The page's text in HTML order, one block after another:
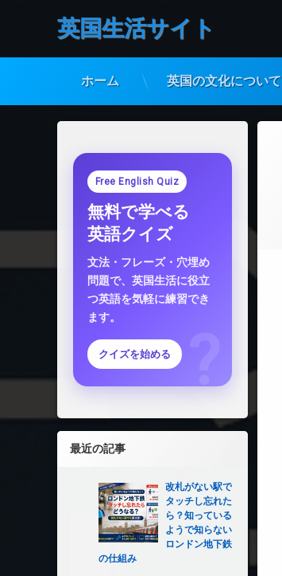
コ
英国生活サイト
ホーム 英国の文化について
Free English Quiz
無料で学べる
英語クイズ
文法・フレーズ・穴埋め
問題で、英国生活に役立
つ英語を気軽に練習でき
ます。
クイズを始める
最近の記事
改札がない駅で
タッチし忘れた
ら？知っている
ようで知らない
ロンドン地下鉄
の仕組み